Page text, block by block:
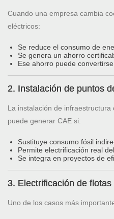
Cuando una empresa cambia
eléctricos:
Se reduce el consumo de
Se genera un ahorro
Ese ahorro puede
2. Instalación de puntos
La instalación de
puede generar CAE si:
Sustituye consumo fósil
Permite electrificación real
Se integra en proyectos de
3. Electrificación de flotas
Uno de los casos más